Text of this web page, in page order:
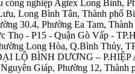
công nghiệp Agtex Long Bình,
Long Bình Tân, Thành phố
30.4, Phường Ea Tam,
Thọ - P15 - Quận Gò Vấp -
Long Hòa, Q.Bình Thủy,
LỘ BÌNH DƯƠNG –
Giáp, Phường 12, Thành